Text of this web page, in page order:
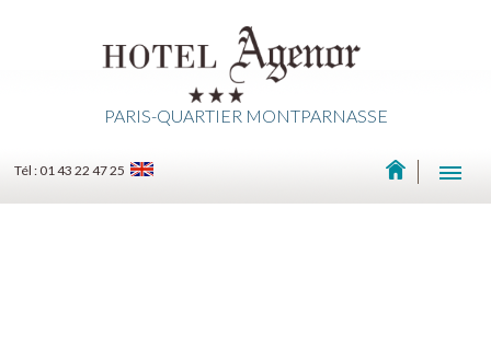
PARIS-QUARTIER MONTPARNASSE
Tél : 01 43 22 47 25